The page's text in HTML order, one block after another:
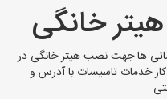
خانگی
ها جهت نصب هیتر خانگی در
خدمات تاسیسات با آدرس و